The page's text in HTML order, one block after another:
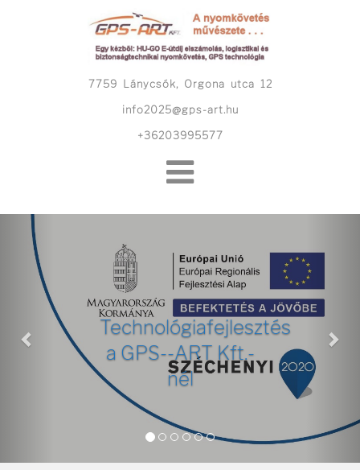
7759 Lánycsók, Orgona utca 12
info2025@gps-art.hu
+36203995577
Technológiafejlesztés
a GPS--ART Kft.-
nél
Previous